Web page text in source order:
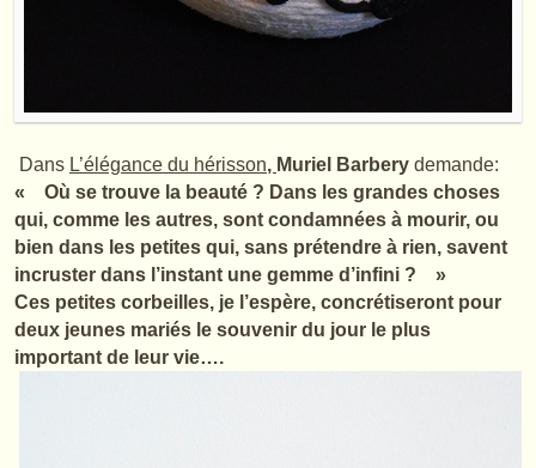
Dans L’élégance du hérisson, Muriel Barbery demande:
« Où se trouve la beauté ? Dans les grandes choses
qui, comme les autres, sont condamnées à mourir, ou
bien dans les petites qui, sans prétendre à rien, savent
incruster dans l’instant une gemme d’infini ? »
Ces petites corbeilles, je l’espère, concrétiseront pour
deux jeunes mariés le souvenir du jour le plus
important de leur vie….